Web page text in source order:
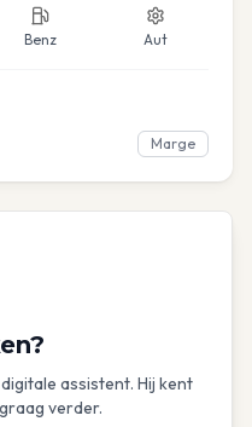
Benz Aut
Marge
assistent. Hij kent
verder.